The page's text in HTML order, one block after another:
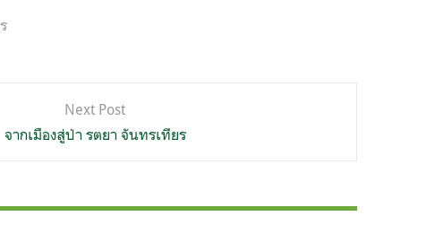
Next Post
จากเมืองสู่ป่า รตยา จันทรเทียร